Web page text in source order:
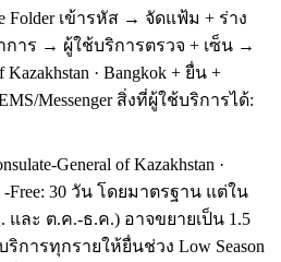
Folder เข้ารหัส → จัดแฟ้ม + ร่าง
ำการ → ผู้ใช้บริการตรวจ + เซ็น →
Kazakhstan · Bangkok + ยื่น +
Messenger สิ่งที่ผู้ใช้บริการได้:
General of Kazakhstan ·
-Free: 30 วัน โดยมาตรฐาน แต่ใน
และ ต.ค.-ธ.ค.) อาจขยายเป็น 1.5
ริการทุกรายให้ยื่นช่วง Low Season